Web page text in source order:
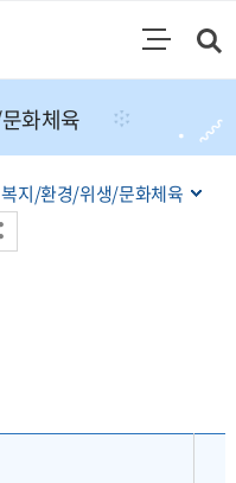
화체육
복지/환경/위생/문화체육